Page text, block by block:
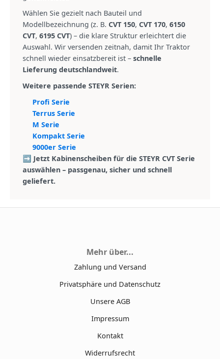
Wählen Sie gezielt nach Bauteil und
Modellbezeichnung (z. B. CVT 150, CVT 170, 6150
CVT, 6195 CVT) – die klare Struktur erleichtert die
Auswahl. Wir versenden zeitnah, damit Ihr Traktor
schnell wieder einsatzbereit ist – schnelle
Lieferung deutschlandweit.
Weitere passende STEYR Serien:
Profi Serie
Terrus Serie
M Serie
Kompakt Serie
9000er Serie
➡️ Jetzt Kabinenscheiben für die STEYR CVT Serie
auswählen – passgenau, sicher und schnell
geliefert.
Mehr über...
Zahlung und Versand
Privatsphäre und Datenschutz
Unsere AGB
Impressum
Kontakt
Widerrufsrecht